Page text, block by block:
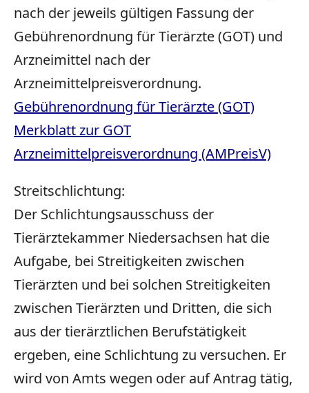
nach der jeweils gültigen Fassung der
Gebührenordnung für Tierärzte (GOT) und
Arzneimittel nach der
Arzneimittelpreisverordnung.
Gebührenordnung für Tierärzte (GOT)
Merkblatt zur GOT
Arzneimittelpreisverordnung (AMPreisV)
Streitschlichtung:
Der Schlichtungsausschuss der
Tierärztekammer Niedersachsen hat die
Aufgabe, bei Streitigkeiten zwischen
Tierärzten und bei solchen Streitigkeiten
zwischen Tierärzten und Dritten, die sich
aus der tierärztlichen Berufstätigkeit
ergeben, eine Schlichtung zu versuchen. Er
wird von Amts wegen oder auf Antrag tätig,